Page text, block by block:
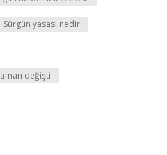
Sürgün yasası nedir
değişti